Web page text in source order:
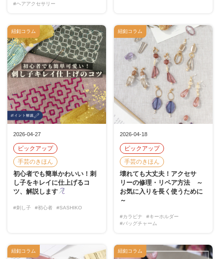
#ヘアアクセサリー
2026-04-27
ピックアップ
手芸のきほん
初心者でも簡単かわいい！刺
し子をキレイに仕上げるコ
ツ、解説します
#刺し子 #初心者 #SASHIKO
紐釦コラム
2026-04-18
ピックアップ
手芸のきほん
壊れても大丈夫！アクセサ
リーの修理・リペア方法 ～
お気に入りを長く使うために
～
#カラビナ
#キーホルダー
#バッグチャーム
紐釦コラム
紐釦コラム 紐釦コラム